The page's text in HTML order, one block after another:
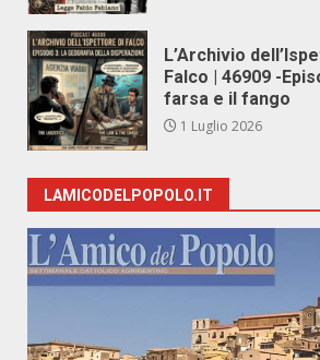
L’Archivio
Falco | 46909 -
farsa e il fango
1 Luglio 2026
LAMICODELPOPOLO.IT